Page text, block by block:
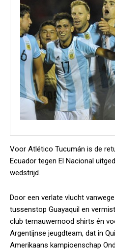
Voor Atlético Tucumán is de
Ecuador tegen El Nacional
wedstrijd.
Door een verlate vlucht
tussenstop Guayaquil en
club ternauwernood shirts én
Argentijnse jeugdteam, dat in
Amerikaans kampioenschap